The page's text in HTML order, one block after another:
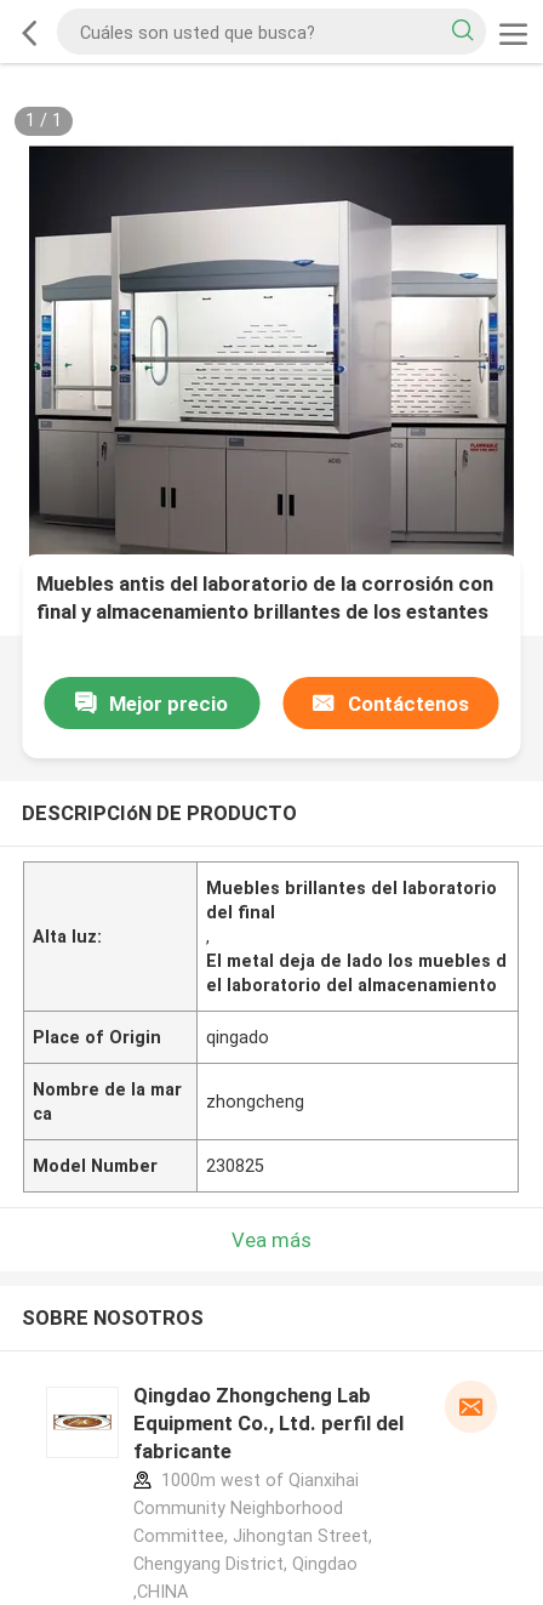
1 / 1
Muebles antis del laboratorio de la corrosión con
final y almacenamiento brillantes de los estantes
Mejor precio Contáctenos
DESCRIPCIóN DE PRODUCTO
Alta luz:
Muebles brillantes del laboratorio
del final
,
El metal deja de lado los muebles d
el laboratorio del almacenamiento
Place of Origin qingado
Nombre de la mar
ca
zhongcheng
Model Number 230825
Vea más
SOBRE NOSOTROS
Qingdao Zhongcheng Lab
Equipment Co., Ltd. perfil del
fabricante
1000m west of Qianxihai
Community Neighborhood
Committee, Jihongtan Street,
Chengyang District, Qingdao
,CHINA